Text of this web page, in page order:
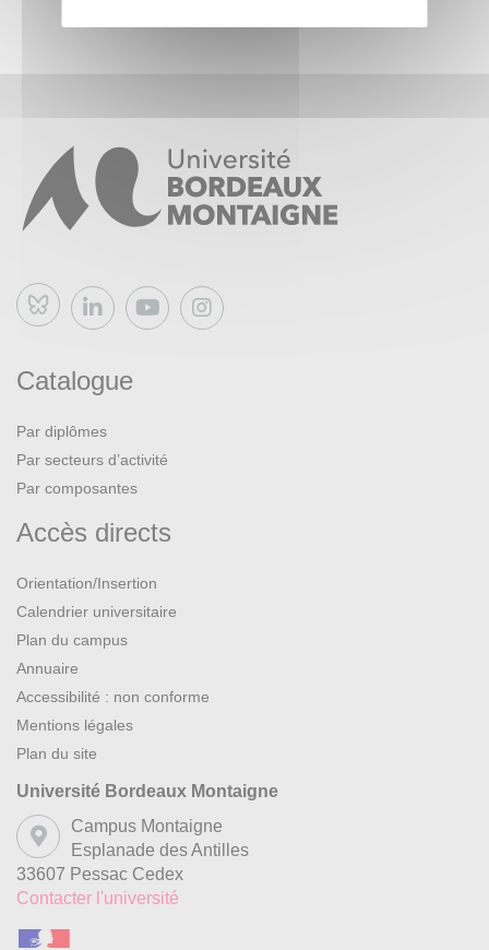
Bluesky
Catalogue
Par diplômes
Par secteurs d’activité
Par composantes
Accès directs
Orientation/Insertion
Calendrier universitaire
Plan du campus
Annuaire
Accessibilité : non conforme
Mentions légales
Plan du site
Université Bordeaux Montaigne
Campus Montaigne
Esplanade des Antilles
33607 Pessac Cedex
Contacter l'université